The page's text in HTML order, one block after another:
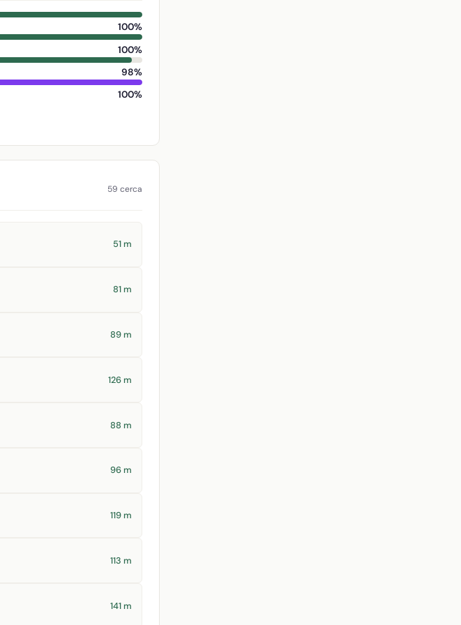
100%
100%
98%
100%
59 cerca
51 m
81 m
89 m
126 m
88 m
96 m
119 m
113 m
141 m